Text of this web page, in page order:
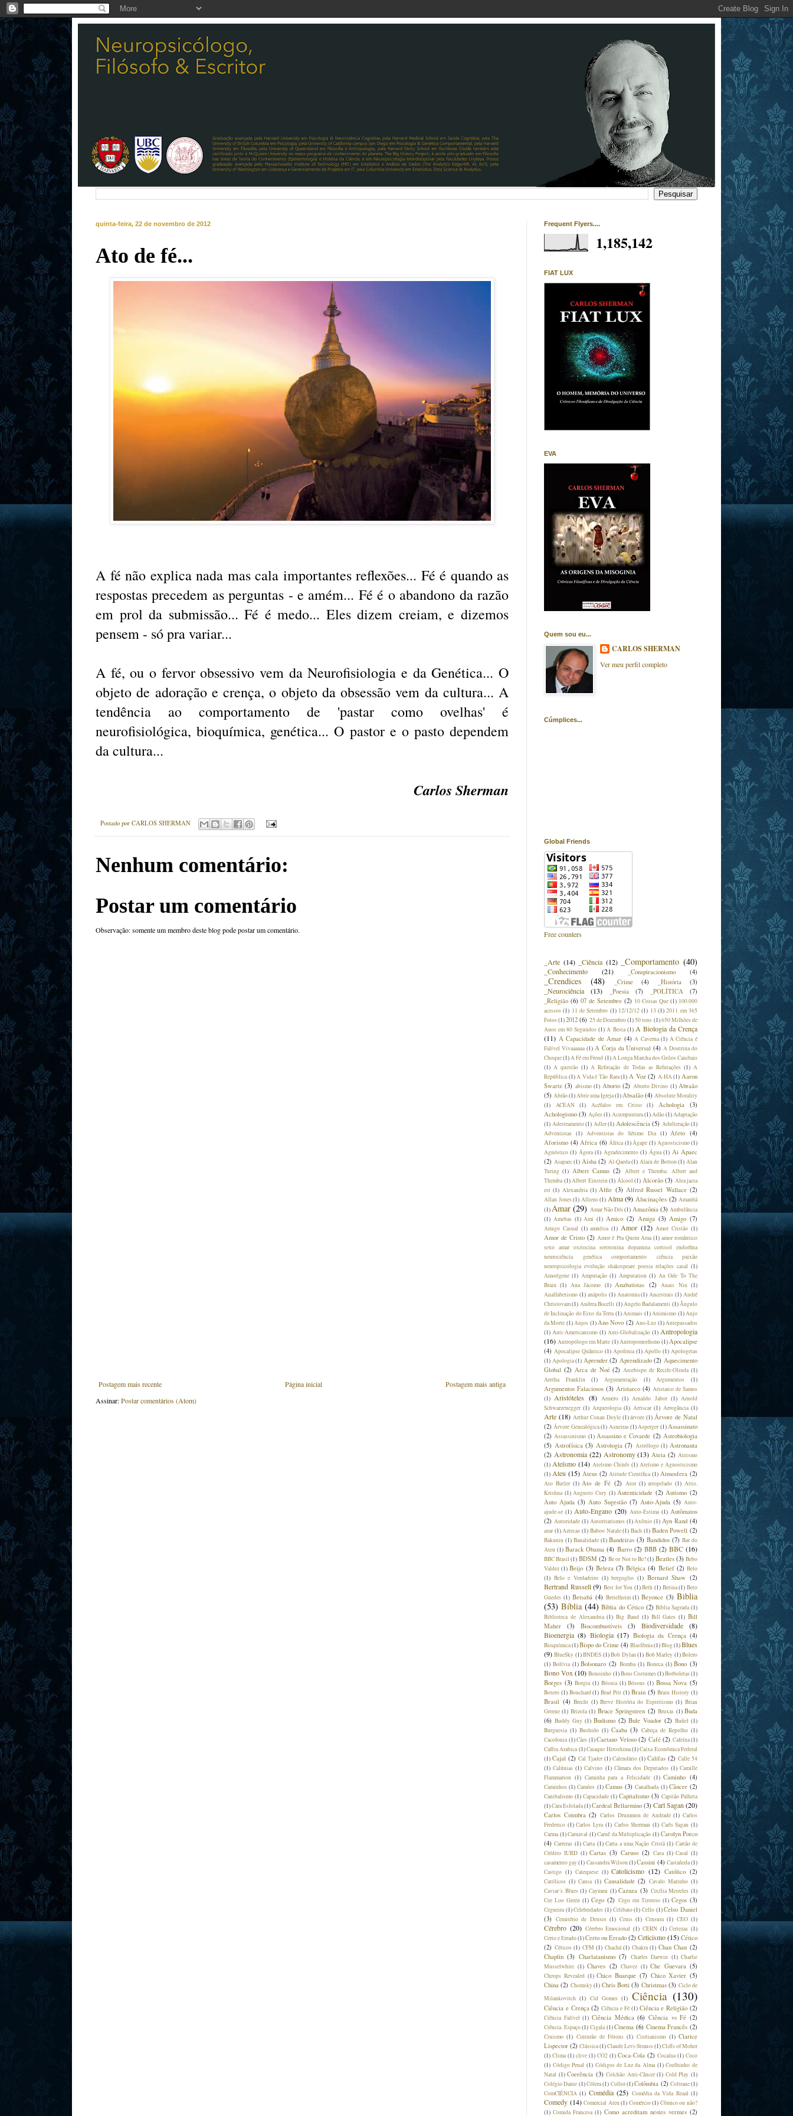
quinta-feira, 22 de novembro de 2012
Ato de fé...
A fé não explica nada mas cala importantes reflexões... Fé é quando as
respostas precedem as perguntas - e amém... Fé é o abandono da razão
em prol da submissão... Fé é medo... Eles dizem creiam, e dizemos
pensem - só pra variar...
A fé, ou o fervor obsessivo vem da Neurofisiologia e da Genética... O
objeto de adoração e crença, o objeto da obsessão vem da cultura... A
tendência ao comportamento de 'pastar como ovelhas' é
neurofisiológica, bioquímica, genética... O pastor e o pasto dependem
da cultura...
Carlos Sherman
Postado por CARLOS SHERMAN
Nenhum comentário:
Postar um comentário
Observação: somente um membro deste blog pode postar um comentário.
Postagem mais recente Postagem mais antiga
Página inicial
Assinar:Postar comentários (Atom)
Frequent Flyers....
1,185,142
FIAT LUX
EVA
Quem sou eu...
CARLOS SHERMAN
Ver meu perfil completo
Cúmplices...
Global Friends
Free counters
_Arte (14) _Ciência (12) _Comportamento (40)
_Conhecimento (21) _Conspiracionismo (4)
_Crendices (48) _Crime (4) _História (3)
_Neurociência (13) _Poesia (7) _POLÍTICA
(7)
_Religião (6) 07 de Setembro (2) 10 Coisas Que (1) 100.000
acessos (1) 11 de Setembro (1) 12/12/12 (1) 13 (1) 2011 em 365
Fotos(1)2012 (6) 25 de Dezembro(1)50 tons (1)650 Milhões de
Anos em 80 Segundos (1) A Besta (1) A Biologia da Crença
(11) A Capacidade de Amar (4) A Caverna (1) A Ciência é
Falível Vivaaaaaa (1) A Corja da Universal (4) A Doutrina do
Choque(1)A Fé em Freud (1)A Longa Marcha dos Grilos Canibais
(1) A questão (1) A Refutação de Todas as Refutações (1) A
República (1) A Vida é Tão Rara (1) A Voz (2) A-HA (1) Aaron
Swartz (3) abismo (1) Aborto (2) Aborto Divino (1) Abraão
(5) Abrão(1)Abrir uma Igreja(1)Absalão (4) Absolute Morality
(1)
ACEAN (1) Acéfalos em Cristo (1) Achologia
(3)
Achologismo (3) Ações(1) Acumpuntura(1)Adão(1)Adaptação
(1) Adestramento(1) Adler(1) Adolescência (5) Adulteração(1)
Adventistas (1) Adventistas do Sétimo Dia (1) Afeto (4)
Aforismo (4) Africa (6) África (1)Ágape (1) Agnosticismo(1)
Agnóstico (1) Ágora (1) Agradecimento (1) Água (1) Ai Apaec
(2) Aiapaec(1) Aisha (2) Al-Qaeda(1) Alain de Botton(1) Alan
Turing (1) Albert Camus (2)
Albert e Themba; Albert and
Themba (1)Albert Einstein(1) Álcool (1) Alcorão (3) Alea jacta
est (1) Alexandria (1) Alfie (3) Alfred Russel Wallace (2)
Allan Jones(1) Alliens(1) Alma (9) Alucinações (2) Amanhã
(1)Amar (29) Amar Não Dói (1) Amazônia (3) Ambulância
(1) Amebas (1) Ami (1) Amico (2) Amiga (3) Amigo (7)
Amigo Casual (1) amnésia (1) Amor (12) Amor Cristão (1)
Amor de Cristo (2) Amor é Pra Quem Ama (1) amor romântico
sexo amar oxitocina serotonina dopamina cortisol endorfina
neurociência genética comportamento ciência paixão
neuropsicologia evolução shakespeare poesia relações casal (1)
Amorígene (1) Amputação (1) Amputation (1) An Ode To The
Brain (1) Ana Jácomo (1) Anabatistas (2) Anais Nin (1)
Analfabetismo (1) anápolis (1) Anatomia (1) Ancestrais (1) André
Christovam(1) Andrea Bocelli (1)Angelo Badalamenti (1)Ângulo
de Inclinação do Eixo da Terra (1)Animais (1)Animismo (1)Anjo
da Morte (1)Anjos (1)Ano Novo (2) Ano-Luz (1)Antepassados
(1) Anti-Americanismo (1) Anti-Globalização (1) Antropologia
(16) Antropólogo em Marte (1)Antropomorfismo(1)Apocalipse
(4) Apocalipse Quântico (1) Apofenia (1) Apollo (1) Apologetas
(1) Apologia(1) Aprender (2) Aprendizado (2) Aquecimento
Global (2) Arca de Noé (2) Arcebispo de Recife-Olinda (1)
Aretha Franklin
(1) Argumentação (1) Argumentos (1)
Argumentos Falaciosos (3) Aristarco (4) Aristarco de Samos
(1) Aristóteles (8) Armero (1) Arnaldo Jabor (1) Arnold
Schwarzenegger (1) Arqueologia (1) Arriscar (1) Arrogância (1)
Arte (18) Arthur Conan Doyle (1) árvore (1) Árvore de Natal
(2) Árvore Genealógica(1) Asneiras(1)Asperger (1)Assassinato
(2) Assassinismo (1) Assassino e Covarde (2) Astrobiologia
(5) Astrofísica (3) Astrologia (7) Astrólogo (1) Astronauta
(2) Astronomia (22) Astronomy (13) Ateia (2) Ateismo
(1) Ateísmo (14) Ateísmo Chinês (1) Ateísmo e Agnosticismo
(1) Ateu (15) Ateus (2) Atitude Científica (1) Atmosfera (2)
Ato Butler (1) Ato de Fé (2) Ator (1) atropelado (1) Attis.
Krishna (1) Augusto Cury (1) Autenticidade (2) Autismo (2)
Auto Ajuda (3) Auto Sugestão (7) Auto-Ajuda (5) Auto-
ajude-se (1) Auto-Engano (20) Auto-Estima (1) Autômatos
(2) Autoridade (1) Autoritarismos (1) Axônio (1) Ayn Rand (4)
azar (1) Aztecas (1) Baboo Natale (1) Bach (1) Baden Powell (2)
Bakunin (1) Banalidade (1) Bandeiras (3) Bandidos (7) Bar do
Ateu (1) Barack Obama (4) Barro (2) BBB (2) BBC (16)
BBC Brasil (1) BDSM (2) Be or Not to Be?(1) Beatles (3) Bebo
Valdez (1) Beijo (3) Beleza (7) Bélgica (4) Belief (2) Belo
(1) Belo e Verdadeiro (1) bergoglio (1) Bernard Shaw (2)
Bertrand Russell (9) Best for You (1) Beth (1) Betina (1) Beto
Guedes (1) Betsabá (4) Bettelheim (1) Beyonce (3) Biblia
(53) Bíblia (44) Bíblia do Cético (2) Bíblia Sagrada (1)
Biblioteca de Alexandria (1) Big Band (1) Bill Gates (1) Bill
Maher
(3) Biocombustíveis (3) Biodiversidade
(8)
Bioenergia (8) Biologia (17) Biologia da Crença (4)
Bioquímica(1)Bispo do Crime (4) Blasfêmia(1)Blog(1)Blues
(9) BlueSky (1)BNDES (1)Bob Dylan(1) Bob Marley (1)Bolero
(1) Bolívia (1) Bolsonaro (2) Bomba (1) Boneca (1) Bono (3)
Bono Vox (10) Bonoinho (1)Bons Costumes(1)Borboletas(1)
Borges (3) Borgia (1) Bósnia (1) Bósons (1) Bossa Nova (5)
Botero (1) Bouchard (1) Brad Pitt (1) Brain (5) Brain History (1)
Brasil (4) Brecht (1) Breve História do Espiritismo (1) Brian
Greene (1) Brizola (1) Bruce Springsteen (2) Bruxas (1) Buda
(6) Buddy Guy (1) Budismo (2) Bule Voador (2) Buñel (1)
Burguesia (1) Bushido (1) Caaba (3) Cabeça de Repolho (1)
Cacofonia (1)Cães (1)Caetano Veloso (2) Café (2) Cafeína(1)
Caffea Arabica (1)Caiaque Hiroshima(1)Caixa Econômica Federal
(1) Cajal (2) Cal Tjader (1) Calendário (1) Califas (2) Calle 54
(1) Calúnias (1) Calvino (1) Câmara dos Deputados (1) Camille
Flammarion (1) Caminha para a Felicidade (1) Caminho (4)
Caminhos (1) Camões (1) Camus (3) Canalhada (1) Câncer (2)
Canibalismo (1) Capacidade (1) Capitalismo (3) Capitão Palheta
(1)Cara Esfolada(1)Cardeal Bellarmino (3) Carl Sagan (20)
Carlos Coimbra (2) Carlos Drummon de Andrade (1) Carlos
Frederico (1) Carlos Lyra (1) Carlos Sherman (1) Carls Sagan (1)
Carma (1)Carnaval (1)Carnê da Multiplicação (1) Carolyn Porco
(4) Carreras (1) Carta (1) Carta a uma Nação Cristã (1) Cartão de
Crédito IURD (1) Cartas (3) Caruso (2) Casa (1) Casal (1)
casamento gay(1) Cassandra Wilson(1)Cassini (4) Castañeda(1)
Castigo (1) Catequese (1) Catolicismo (12) Católico (2)
Católicos (1) Causa (1) Causalidade (2) Cavalo Marinho (1)
Caviar´s Blues (1) Caymmi (1) Cazuza (3) Cecília Meireles (1)
Cee Loo Green (1) Cego (2) Cego em Tiroteio (1) Cegos (3)
Cegueira (1) Celebridades (1) Celibato (1) Cello (1) Celso Daniel
(3)
Cemitério de Deuses (1) Cenis (1) Censura (1) CEO (1)
Cérebro (20) Cérebro Emocional (1) CERN (1) Certezas (1)
Certo e Errado(1)Certo ou Errado (2) Ceticismo(15) Cético
(2) Céticos (1) CFM (1) Chachá (1) Chakra (1) Chan Chan (2)
Chaplin (3) Charlatanismo (7) Charles Darwin (1) Charlie
Musselwhite (1) Chaves (2) Chavez (1) Che Guevara (5)
Cheops Revealed (1) Chico Buarque (7) Chico Xavier (5)
China (2) Chomsky(1) Chris Botti (3) Christmas (3) Ciclo de
Milankovitch (1) Cid Gomes (1) Ciência (130)
Ciência e Crença (2) Ciência e Fé (1) Ciência e Religião (2)
Ciência Falível (1) Ciência Médica (6) Ciência vs Fé (2)
Ciência. Espaço (1) Cigala (1) Cinema (6) Cinema Francês (2)
Cinismo (1) Cinturão de Fótons (1) Cisrtianismo (1) Clarice
Lispector (2) Clássica(1)Claude Levi-Strauss(1)Cliffs of Moher
(1) Clima (1) clive (1) CO2 (1) Coca-Cola (2) Cocaína (1) Coco
(1) Código Penal (1) Códigos de Luz da Alma (1) Coelhinho de
Natal (1) Coerência (3) Colchão Anti-Câncer (1) Cold Play (1)
Colégio Dante (1)Cólera(1) Collor(1)Colômbia (2) Coltrane(1)
ComCIÊNCIA (1) Comédia (25) Comédia da Vida Reaal (1)
Comedy (14) Comercial Ateu(1) Comércio(1) Cômico ou não?
(1) Comida Francesa (1) Como acreditam nestes vermes (2)